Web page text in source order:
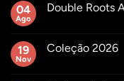
Roots
Day
Autódromo
04
Ago
Double Roots
Double
19
Nov
Coleção 2026